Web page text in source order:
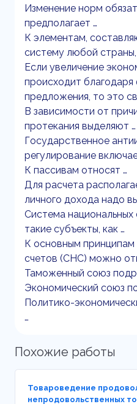
Изменение норм
предполагает …
К элементам,
систему любой страны,
Если увеличение
происходит
предложения, то это
В зависимости от
протекания выделяют
Государственное
регулирование
К пассивам относят …
Для расчета
личного дохода надо
Система
такие субъекты, как …
К основным принципам
счетов (СНС) можно
Таможенный союз
Экономический союз
Политико-
…
Похожие работы
Товароведение
непродовольственных